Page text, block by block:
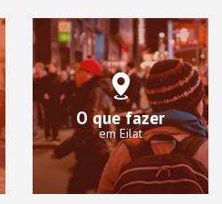
O que fazer
em Eilat